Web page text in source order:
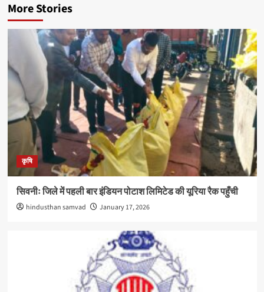
More Stories
कृषि
सिवनीः जिले में पहली बार इंडियन पोटाश लिमिटेड की यूरिया रैक पहुँची
hindusthan samvad January 17, 2026